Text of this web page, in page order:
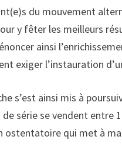
du mouvement
y fêter les meilleurs
ainsi
exiger l’instauration
s’est ainsi mis à
série se vendent entre
ostentatoire qui met à